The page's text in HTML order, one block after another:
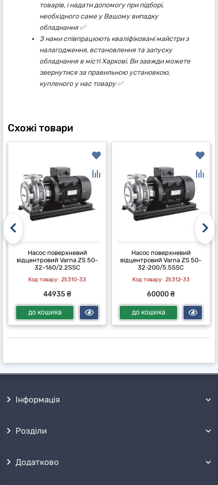
товарів, і надати допомогу при підборі,
необхідного саме у Вашому випадку
обладнання ✅
З нами співпрацюють кваліфіковані майстри з
налагодження, встановлення та запуску
обладнання в місті Харкові. Ви завжди можете
звернутися за правильною установкою,
купленого у нас товару ✅
Схожі товари
Насос поверхневий
відцентровий Varna ZS 50-
32-160/2.2SSC
25310-33
44935 ₴
до кошика
Насос поверхневий
відцентровий Varna ZS 50-
32-200/5.5SSC
25312-33
60000 ₴
до кошика
Інформація
Розділи
Додатково